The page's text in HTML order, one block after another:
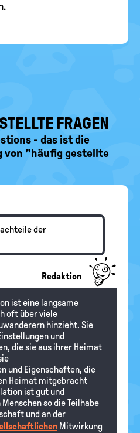
FRAGEN
- das ist die
von "häufig gestellte
der
Redaktion
ist eine langsame
oft über viele
hinzieht. Sie
und
die sie aus ihrer Heimat
und Eigenschaften, die
Heimat mitgebracht
ist gut und
so die Teilhabe
und an der
Mitwirkung